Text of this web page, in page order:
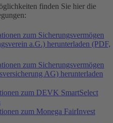
finden Sie hier die
zum Sicherungsvermögen
a.G.) herunterladen (PDF,
zum Sicherungsvermögen
AG) herunterladen
zum DEVK SmartSelect
zum Monega FairInvest